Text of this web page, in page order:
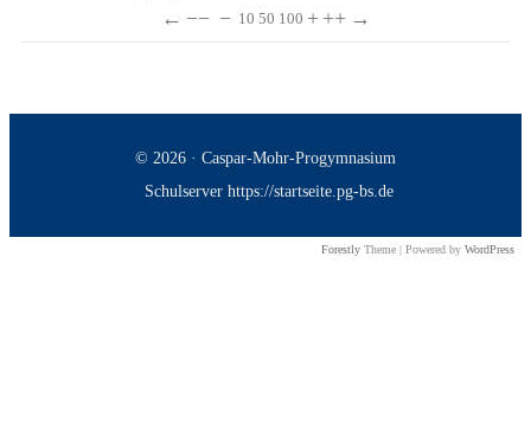
← −− − 10 50 100 + ++ →
© 2026 · Caspar-Mohr-Progymnasium
Schulserver https://startseite.pg-bs.de
Forestly Theme | Powered by WordPress